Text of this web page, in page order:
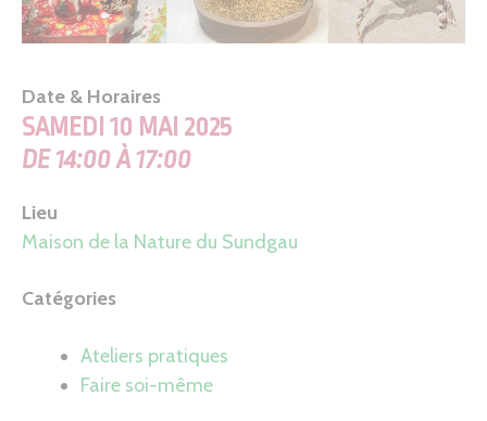
Date & Horaires
SAMEDI 10 MAI 2025
DE 14:00 À 17:00
Lieu
Maison de la Nature du Sundgau
Catégories
Ateliers pratiques
Faire soi-même